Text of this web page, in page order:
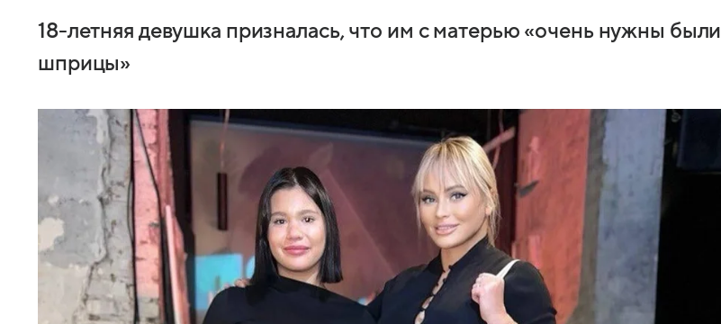
18-летняя девушка призналась, что им с матерью «очень нужны были
шприцы»